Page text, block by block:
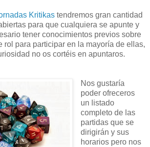
Kritikas tendremos gran cantidad
para que cualquiera se apunte y
tener conocimientos previos sobre
rol para participar en la mayoría de ellas,
no os cortéis en apuntaros.
Nos gustaría
poder ofreceros
un listado
completo de las
partidas que se
dirigirán y sus
horarios pero nos